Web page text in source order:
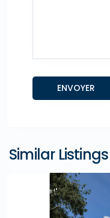
Similar Listings
"A la Une !"